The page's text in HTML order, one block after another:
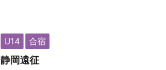
U14 合宿
静岡遠征